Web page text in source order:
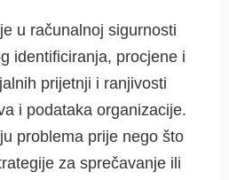
u računalnoj sigurnosti
identificiranja, procjene i
prijetnji i ranjivosti
i podataka organizacije.
problema prije nego što
za sprečavanje ili